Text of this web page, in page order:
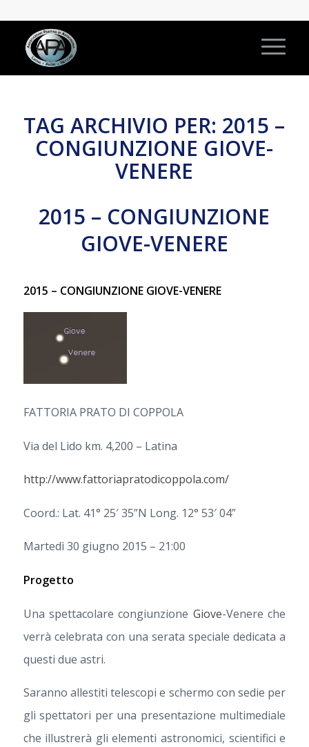
TAG ARCHIVIO PER: 2015 –
CONGIUNZIONE GIOVE-
VENERE
2015 – CONGIUNZIONE
GIOVE-VENERE
2015 – CONGIUNZIONE GIOVE-VENERE
FATTORIA PRATO DI COPPOLA
Via del Lido km. 4,200 – Latina
http://www.fattoriapratodicoppola.com/
Coord.: Lat. 41° 25′ 35”N Long. 12° 53′ 04”
Martedì 30 giugno 2015 – 21:00
Progetto
Una spettacolare congiunzione Giove-Venere che
verrà celebrata con una serata speciale dedicata a
questi due astri.
Saranno allestiti telescopi e schermo con sedie per
gli spettatori per una presentazione multimediale
che illustrerà gli elementi astronomici, scientifici e